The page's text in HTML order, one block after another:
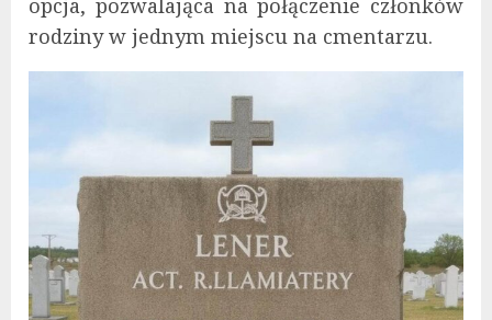
opcja, pozwalająca na połączenie członków
rodziny w jednym miejscu na cmentarzu.